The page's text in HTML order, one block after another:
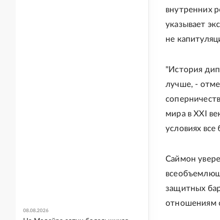
внутренних
указывает
не
"История
лучше, -
мира в XXI
условиях
Саймон
защитных
отношениям
08.08.2026